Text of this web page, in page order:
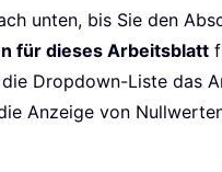
unten, bis Sie den
für dieses Arbeitsblatt
die Dropdown-Liste das
Anzeige von